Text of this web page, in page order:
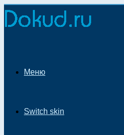
Меню
Switch skin